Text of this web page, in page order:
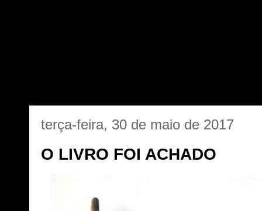
terça-feira, 30 de maio de 2017
O LIVRO FOI ACHADO